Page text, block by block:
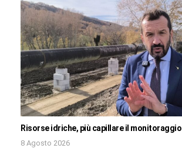
Risorse idriche, più capillare il monitoraggio
8 Agosto 2026